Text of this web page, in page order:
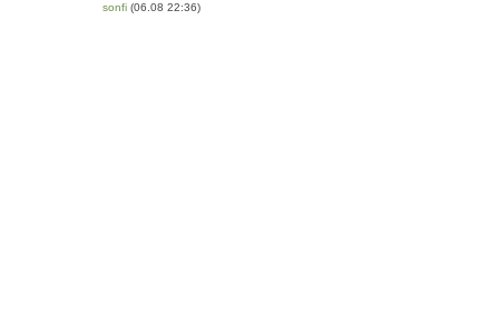
sonfi (06.08 22:36)